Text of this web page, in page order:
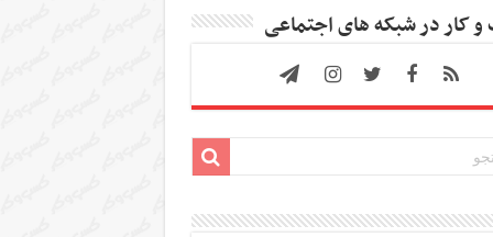
کار در شبکه های اجتماعی